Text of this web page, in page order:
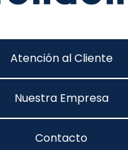
Atención al Cliente
Nuestra Empresa
Contacto